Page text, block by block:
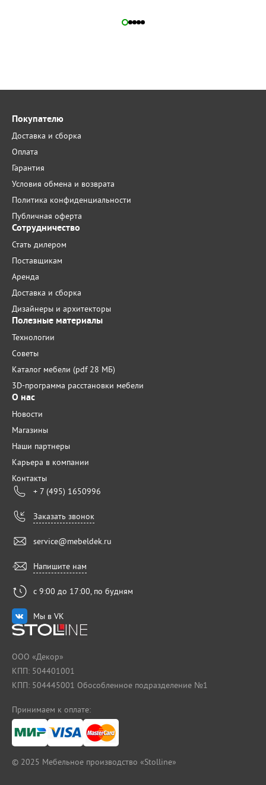
Покупателю
Доставка и сборка
Оплата
Гарантия
Условия обмена и возврата
Политика конфиденциальности
Публичная оферта
Сотрудничество
Стать дилером
Поставщикам
Аренда
Доставка и сборка
Дизайнеры и архитекторы
Полезные материалы
Технологии
Советы
Каталог мебели (pdf 28 МБ)
3D-программа расстановки мебели
О нас
Новости
Магазины
Наши партнеры
Карьера в компании
Контакты
+ 7 (495) 1650996
Заказать звонок
service@mebeldek.ru
Напишите нам
с 9:00 до 17:00, по будням
Мы в VK
ООО «Декор»
КПП: 504401001
КПП: 504445001 Обособленное подразделение №1
Принимаем к оплате:
© 2025 Мебельное производство «Stolline»